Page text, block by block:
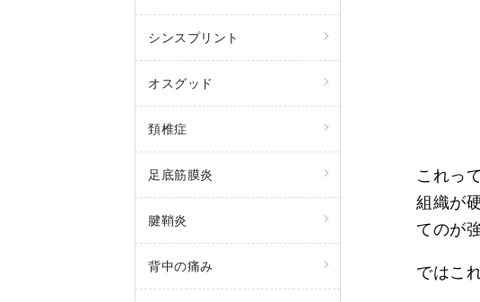
これっ
組織が
てのが
ではこ
シンスプリント
オスグッド
頚椎症
足底筋膜炎
腱鞘炎
背中の痛み